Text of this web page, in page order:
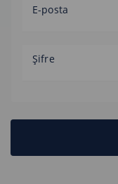
E-posta
Şifre